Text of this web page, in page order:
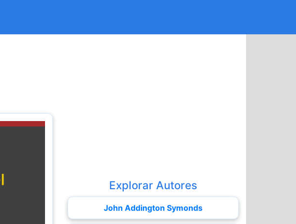
Explorar Autores
John Addington Symonds